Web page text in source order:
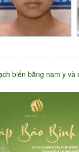
hồi vùng da bị bạch biến bằng